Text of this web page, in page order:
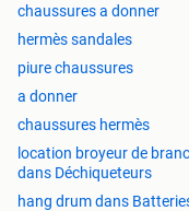
chaussures a donner
hermès sandales
piure chaussures
a donner
chaussures hermès
location broyeur de
dans Déchiqueteurs
hang drum dans